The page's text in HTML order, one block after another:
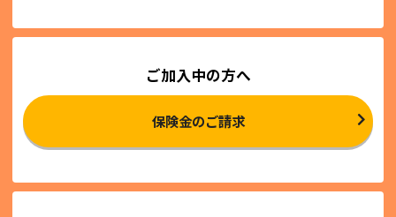
ご加入中の方へ
保険金のご請求